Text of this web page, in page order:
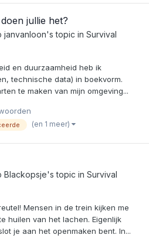
jullie het?
janvanloon's topic in Survival
en duurzaamheid heb ik
technische data) in boekvorm.
te maken van mijn omgeving...
(en 1 meer)
Blackopsje's topic in Survival
Mensen in de trein kijken me
huilen van het lachen. Eigenlijk
je aan het openmaken bent. In...